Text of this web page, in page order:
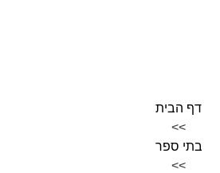
דף הבית
>>
בתי ספר
>>